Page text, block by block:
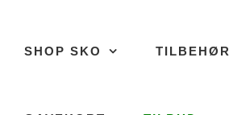
SHOP SKO TILBEHØR